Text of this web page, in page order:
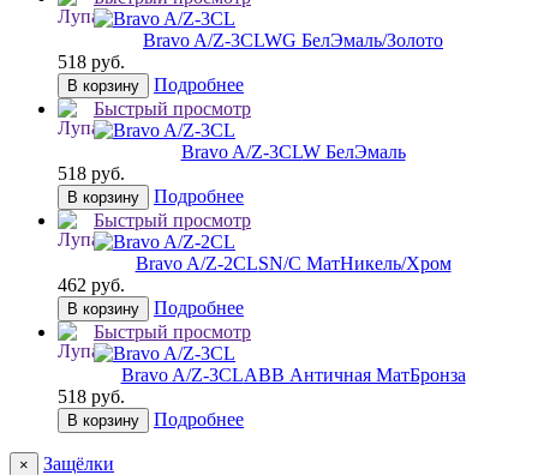
Bravo A/Z-3CLWG БелЭмаль/Золото
518 руб.
В корзину
Подробнее
Быстрый просмотр
Bravo A/Z-3CLW БелЭмаль
518 руб.
В корзину
Подробнее
Быстрый просмотр
Bravo A/Z-2CLSN/C МатНикель/Хром
462 руб.
В корзину
Подробнее
Быстрый просмотр
Bravo A/Z-3CLABB Античная МатБронза
518 руб.
В корзину Подробнее
×
Защёлки